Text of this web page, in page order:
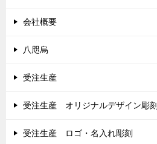
会社概要
八咫烏
受注生産
受注生産 オリジナルデザイン彫刻
受注生産 ロゴ・名入れ彫刻